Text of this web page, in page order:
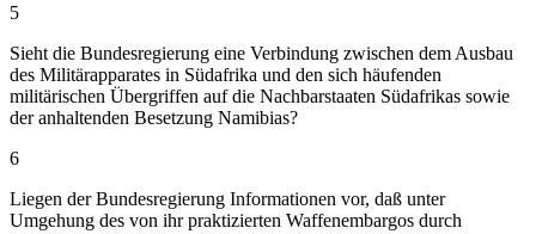
5
Sieht die Bundesregierung eine Verbindung zwischen dem Ausbau
des Militärapparates in Südafrika und den sich häufenden
militärischen Übergriffen auf die Nachbarstaaten Südafrikas sowie
der anhaltenden Besetzung Namibias?
6
Liegen der Bundesregierung Informationen vor, daß unter
Umgehung des von ihr praktizierten Waffenembargos durch